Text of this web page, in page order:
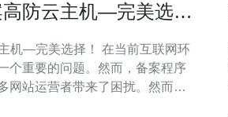
高防云主机—完美选
择！ 在当前互联网环
个重要的问题。然而，备案程序
网站运营者带来了困扰。然而，